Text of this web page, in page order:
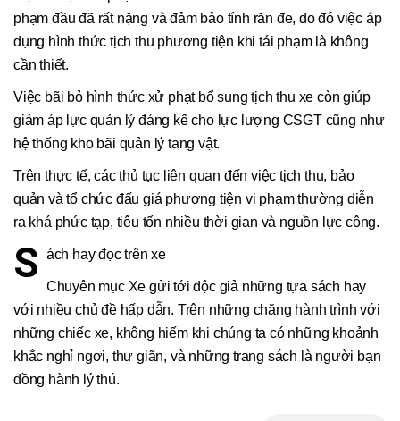
phạm đầu đã rất nặng và đảm bảo tính răn đe, do đó việc áp
dụng hình thức tịch thu phương tiện khi tái phạm là không
cần thiết.
Việc bãi bỏ hình thức xử phạt bổ sung tịch thu xe còn giúp
giảm áp lực quản lý đáng kể cho lực lượng CSGT cũng như
hệ thống kho bãi quản lý tang vật.
Trên thực tế, các thủ tục liên quan đến việc tịch thu, bảo
quản và tổ chức đấu giá phương tiện vi phạm thường diễn
ra khá phức tạp, tiêu tốn nhiều thời gian và nguồn lực công.
S ách hay đọc trên xe
Chuyên mục Xe gửi tới độc giả những tựa sách hay
với nhiều chủ đề hấp dẫn. Trên những chặng hành trình với
những chiếc xe, không hiếm khi chúng ta có những khoảnh
khắc nghỉ ngơi, thư giãn, và những trang sách là người bạn
đồng hành lý thú.